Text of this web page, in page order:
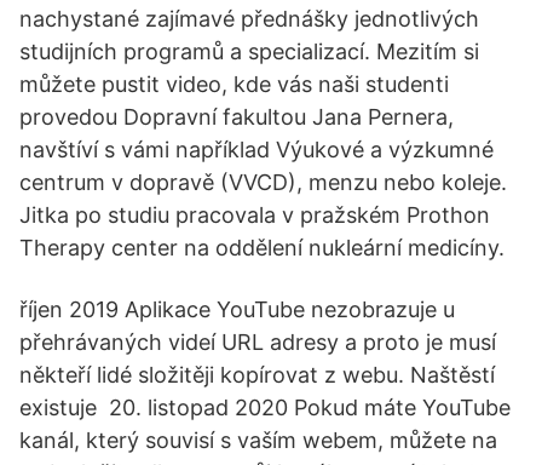
nachystané zajímavé přednášky jednotlivých
studijních programů a specializací. Mezitím si
můžete pustit video, kde vás naši studenti
provedou Dopravní fakultou Jana Pernera,
navštíví s vámi například Výukové a výzkumné
centrum v dopravě (VVCD), menzu nebo koleje.
Jitka po studiu pracovala v pražském Prothon
Therapy center na oddělení nukleární medicíny.
říjen 2019 Aplikace YouTube nezobrazuje u
přehrávaných videí URL adresy a proto je musí
někteří lidé složitěji kopírovat z webu. Naštěstí
existuje 20. listopad 2020 Pokud máte YouTube
kanál, který souvisí s vaším webem, můžete na